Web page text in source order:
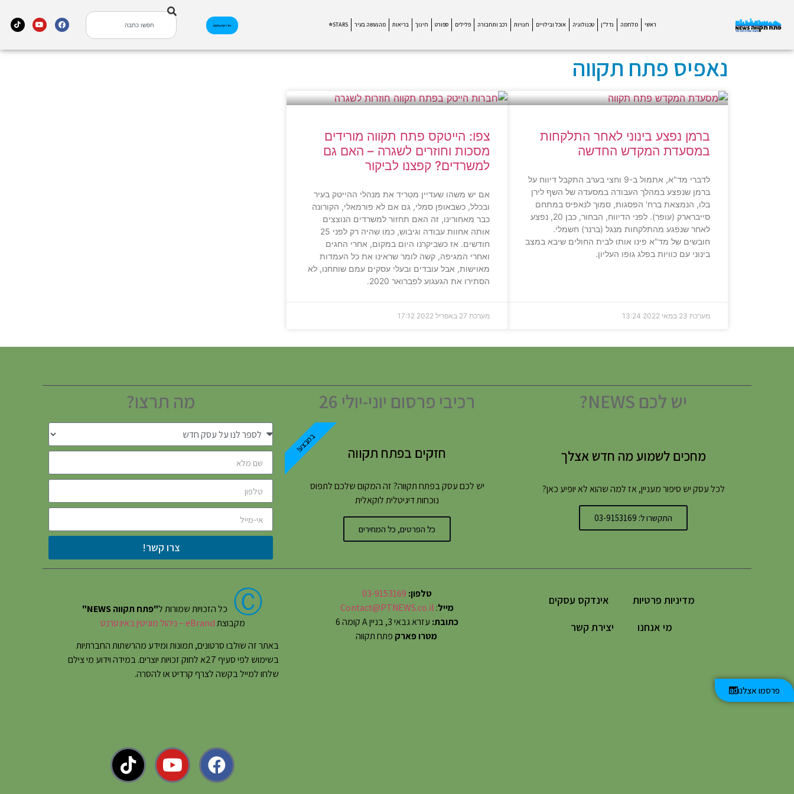
ראשי מלחמה נדל"ן טכנולוגיה אוכל ובילויים חנויות רכב ותחבורה פלילים ספורט חינוך בריאות מהנעשה בעיר STARS⭐ אינדקס עסקים
נאפיס פתח תקווה
ברמן נפצע בינוני לאחר התלקחות
במסעדת המקדש החדשה
לדברי מד"א, אתמול ב-9 וחצי בערב התקבל דיווח על
ברמן שנפצע במהלך העבודה במסעדה של השף לירן
בלו, הנמצאת ברח' הפסגות, סמוך לנאפיס במתחם
סייברארק (עופר). לפני הדיווח, הבחור, כבן 20, נפצע
לאחר שנפגע מהתלקחות מנגל (ברנר) חשמלי.
חובשים של מד"א פינו אותו לבית החולים שיבא במצב
בינוני עם כוויות בפלג גופו העליון.
מערכת 23 במאי 2022 13:24
צפו: הייטקס פתח תקווה מורידים
מסכות וחוזרים לשגרה – האם גם
למשרדים? קפצנו לביקור
אם יש משהו שעדיין מטריד את מנהלי ההייטק בעיר
ובכלל, כשבאופן סמלי, גם אם לא פורמאלי, הקורונה
כבר מאחורינו, זה האם תחזור למשרדים הנוצצים
אותה אחוות עבודה וגיבוש, כמו שהיה רק לפני 25
חודשים. אז כשביקרנו היום במקום, אחרי החגים
ואחרי המגיפה, קשה לומר שראינו את כל העמדות
מאוישות, אבל עובדים ובעלי עסקים עמם שוחחנו, לא
הסתירו את הגעגוע לפברואר 2020.
מערכת 27 באפריל 2022 17:12
פרסמו אצלנו
יש לכם NEWS?
מחכים לשמוע מה חדש אצלך
לכל עסק יש סיפור מעניין, אז למה שהוא לא יופיע כאן?
התקשרו ל: 03-9153169
רכיבי פרסום יוני-יולי 26
חזקים בפתח תקווה
יש לכם עסק בפתח תקווה? זה המקום שלכם לתפוס
נוכחות דיגיטלית לוקאלית
כל הפרטים, כל המחירים
במבצע!
מה תרצו?
צרו קשר!
מדיניות פרטיות
אינדקס עסקים
מי אנחנו
יצירת קשר
טלפון: 03-9153169
מייל:
Contact@PTNEWS.co.il
כתובת: עזרא גבאי 3, בניין A קומה 6
מטרו פארק פתח תקווה
Ⓒ כל הזכויות שמורות ל"פתח תקווה NEWS"
מקבוצתeBrand – ניהול מוניטין באינטרנט
באתר זה שולבו סרטונים, תמונות ומידע מהרשתות החברתיות
בשימוש לפי סעיף 27א לחוק זכויות יוצרים. במידה וידוע מי צילם
שלחו למייל בקשה לצרף קרדיט או להסרה.